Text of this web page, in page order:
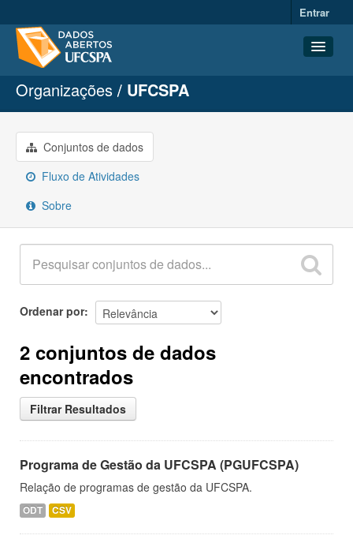
Entrar
Conjuntos de dados
Organizações
Grupos
Sobre
Organizações UFCSPA
Conjuntos de dados
Fluxo de Atividades
Sobre
Ordenar por
2 conjuntos de dados
encontrados
Filtrar Resultados
Programa de Gestão da UFCSPA (PGUFCSPA)
Relação de programas de gestão da UFCSPA.
ODT CSV